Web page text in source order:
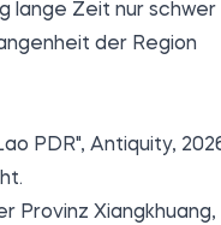
lange Zeit nur schwer
der Region
PDR", Antiquity,
.
Provinz Xiangkhuang,